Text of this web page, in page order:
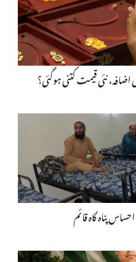
نئی قیمت کتنی ہوگئی؟
پناہ گاہ قائم